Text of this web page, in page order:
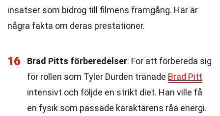
insatser som bidrog till filmens framgång. Här är
några fakta om deras prestationer.
16 Brad Pitts förberedelser: För att förbereda sig
för rollen som Tyler Durden tränade Brad Pitt
intensivt och följde en strikt diet. Han ville få
en fysik som passade karaktärens råa energi.